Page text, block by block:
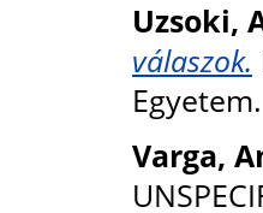
Uzsoki,
válaszok.
Egyetem.
Varga,